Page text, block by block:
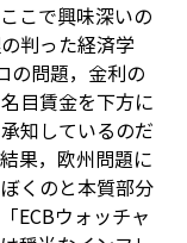
こで興味深いの
判った経済学
の問題，金利の
目賃金を下方に
知しているのだ
果，欧州問題に
くのと本質部分
ECBウォッチャ